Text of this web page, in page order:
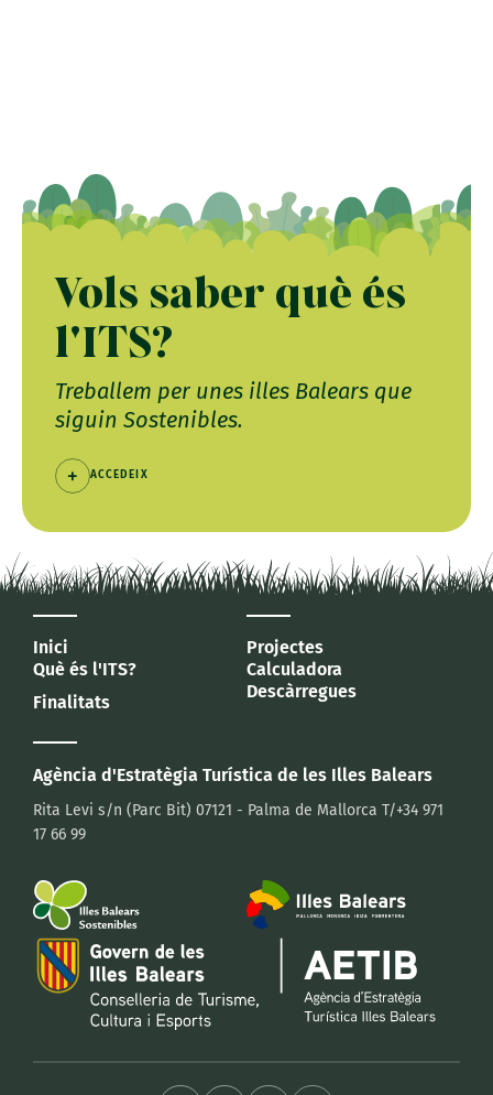
Vols saber què és
l'ITS?
Treballem per unes illes Balears que
siguin Sostenibles.
ACCEDEIX
Agència d'Estratègia Turística de les Illes Balears
Rita Levi s/n (Parc Bit) 07121 - Palma de Mallorca T/+34 971
17 66 99
Inici
Què és l'ITS?
Finalitats
Projectes
Calculadora
Descàrregues